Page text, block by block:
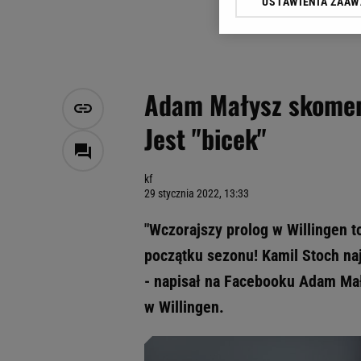
Adam Małysz
Jest "bicek"
kf
29 stycznia 2022, 13:33
"Wczorajszy prolog w Willingen
początku sezonu! Kamil Stoch
- napisał na Facebooku Adam
w Willingen.
Klikając „Akceptuję”
Zaufanych Partnerów i
My, nasi Zaufani
Użycie dokładnych
Przechowywanie